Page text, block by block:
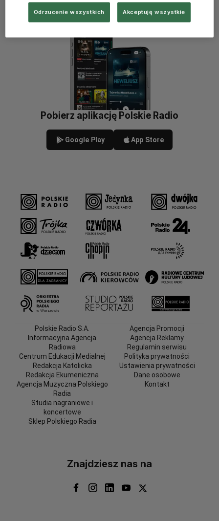
Pobierz aplikację Polskie Radio
Google Play App Store
Polskie Radio S.A.
Informacyjna Agencja
Radiowa
Centrum Edukacji Medialnej
Redakcja Katolicka
Redakcja Ekumeniczna
Agencja Muzyczna Polskiego
Radia
Studia nagraniowe i
koncertowe
Sklep Polskiego Radia
Agencja Promocji
Agencja Reklamy
Regulamin serwisu
Polityka prywatności
Ustawienia prywatności
Dane osobowe
Kontakt
Znajdziesz nas na
Odrzucenie wszystkich Akceptuję wszystkie